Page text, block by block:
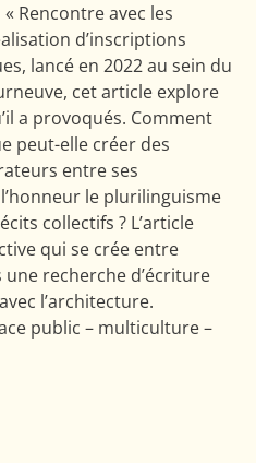
Rencontre avec les
d’inscriptions
lancé en 2022 au sein du
cet article explore
a provoqués. Comment
peut-elle créer des
entre ses
le plurilinguisme
collectifs ? L’article
qui se crée entre
une recherche d’écriture
l’architecture.
public – multiculture –